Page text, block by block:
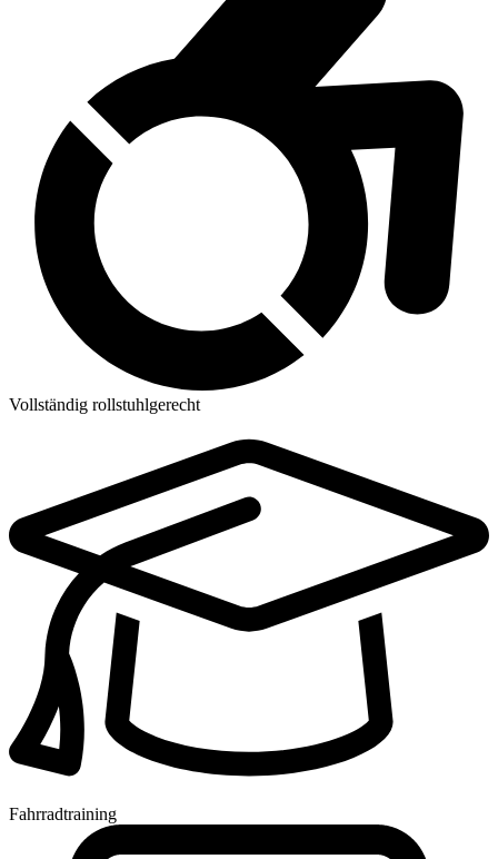
Vollständig rollstuhlgerecht
Fahrradtraining